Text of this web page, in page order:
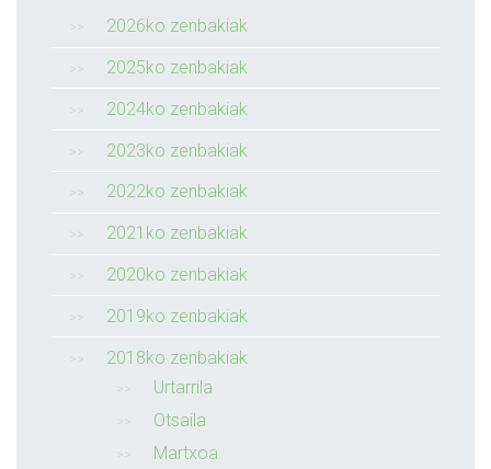
2026ko zenbakiak
2025ko zenbakiak
2024ko zenbakiak
2023ko zenbakiak
2022ko zenbakiak
2021ko zenbakiak
2020ko zenbakiak
2019ko zenbakiak
2018ko zenbakiak
Urtarrila
Otsaila
Martxoa